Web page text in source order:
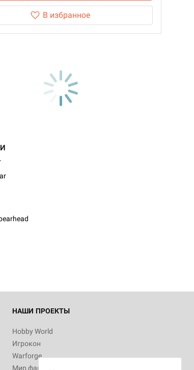
В избранное
НАШИ ПРОЕКТЫ
Hobby World
Игрокон
Warforge
Мир фантастики